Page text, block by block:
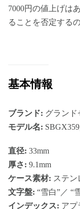
7000円の値上げは
ることを否定する
基本情報
ブランド: グランド
モデル名:
直径: 33mm
厚さ: 9.1mm
ケース素材: ステン
文字盤: “雪白”／ “
インデックス: アプ